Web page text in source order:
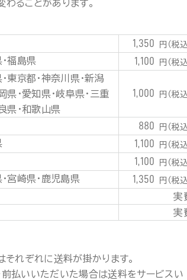
ることがあります。
1,350 円（税込
福島県 1,100 円（税込
東京都・神奈川県・新潟
県・愛知県・岐阜県・三重
県・和歌山県
1,000 円（税込
880 円（税込
1,100 円（税込
1,100 円（税込
宮崎県・鹿児島県 1,350 円（税込
実
実
れぞれに送料が掛かります。
払いいただいた場合は送料をサービスい